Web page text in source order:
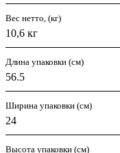
Вес нетто, (кг)
10,6 кг
Длина упаковки (см)
56.5
Ширина упаковки (см)
24
Высота упаковки (см)